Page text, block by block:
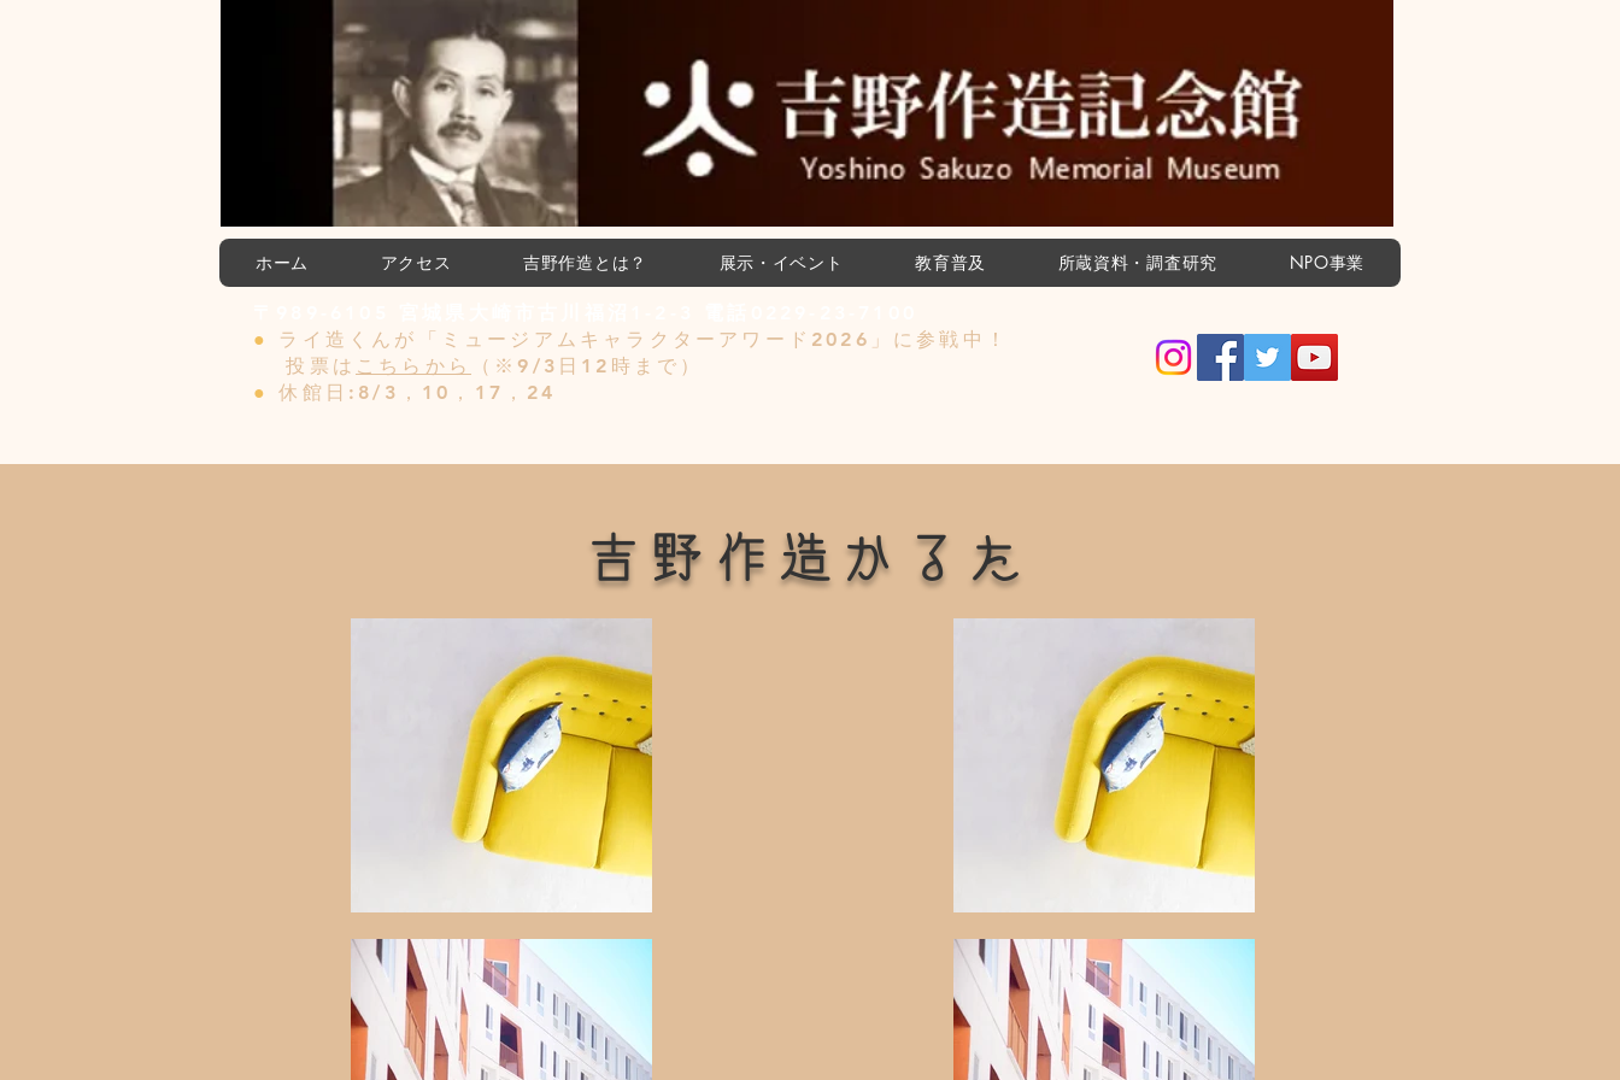
ホーム アクセス 吉野作造とは？ 展示・イベント 教育普及 所蔵資料・調査研究 NPO事業
● ライ造くんが「ミュージアムキャラクターアワード2026」に参戦中！
投票は こちらから
（※9/3日12時まで）
●休館日:8/3，10，17，24
​吉野作造かるた